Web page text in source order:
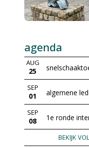
agenda
AUG
25
SEP
01 algemene
SEP
08 1e ronde
BEKIJK